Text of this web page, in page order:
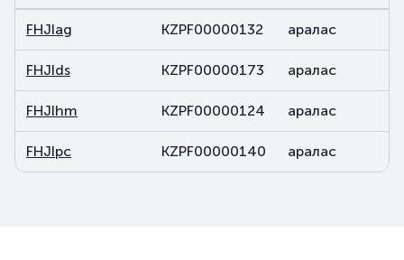
FHJIag KZPF00000132 аралас
FHJIds KZPF00000173 аралас
FHJIhm KZPF00000124 аралас
FHJIpc KZPF00000140 аралас